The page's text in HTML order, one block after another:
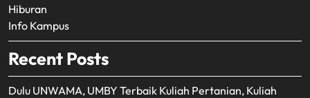
Hiburan
Info Kampus
Recent Posts
Dulu UNWAMA, UMBY Terbaik Kuliah Pertanian, Kuliah